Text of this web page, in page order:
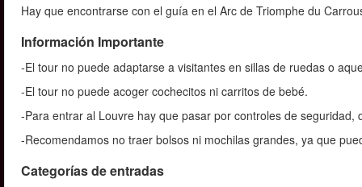
Hay que encontrarse con el guía en el Arc de Triomphe du
Información Importante
-El tour no puede adaptarse a visitantes en sillas de ruedas o
-El tour no puede acoger cochecitos ni carritos de bebé.
-Para entrar al Louvre hay que pasar por controles de
-Recomendamos no traer bolsos ni mochilas grandes, ya que
Categorías de entradas